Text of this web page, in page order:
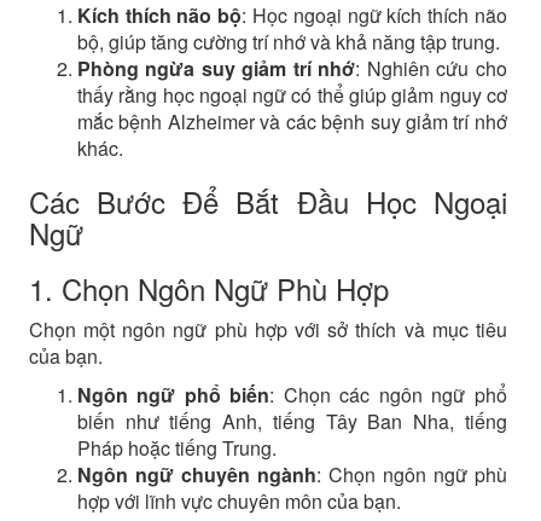
Kích thích não bộ: Học ngoại ngữ kích thích não
bộ, giúp tăng cường trí nhớ và khả năng tập trung.
Phòng ngừa suy giảm trí nhớ: Nghiên cứu cho
thấy rằng học ngoại ngữ có thể giúp giảm nguy cơ
mắc bệnh Alzheimer và các bệnh suy giảm trí nhớ
khác.
Các Bước Để Bắt Đầu Học Ngoại
Ngữ
1. Chọn Ngôn Ngữ Phù Hợp
Chọn một ngôn ngữ phù hợp với sở thích và mục tiêu
của bạn.
Ngôn ngữ phổ biến: Chọn các ngôn ngữ phổ
biến như tiếng Anh, tiếng Tây Ban Nha, tiếng
Pháp hoặc tiếng Trung.
Ngôn ngữ chuyên ngành: Chọn ngôn ngữ phù
hợp với lĩnh vực chuyên môn của bạn.